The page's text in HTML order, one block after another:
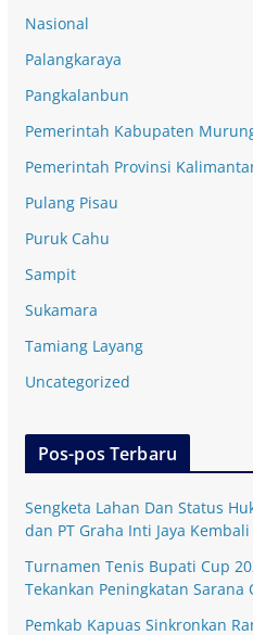
Nasional
Palangkaraya
Pangkalanbun
Pemerintah Kabupaten
Pemerintah Provinsi
Pulang Pisau
Puruk Cahu
Sampit
Sukamara
Tamiang Layang
Uncategorized
Pos-pos Terbaru
Sengketa Lahan Dan Status
dan PT Graha Inti Jaya
Turnamen Tenis Bupati Cup
Tekankan Peningkatan Sarana
Pemkab Kapuas Sinkronkan